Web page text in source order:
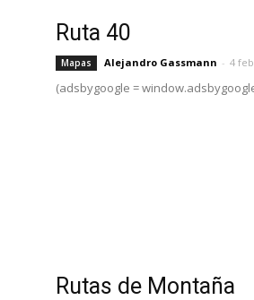
Ruta 40
Mapas Alejandro Gassmann - 4
(adsbygoogle =
Rutas de Montaña